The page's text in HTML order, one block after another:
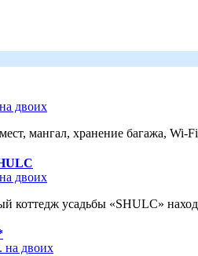
двоих
мангал, хранение багажа, Wi-
двоих
коттедж усадьбы «SHULC»
на двоих